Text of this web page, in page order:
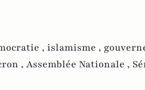
, islamisme ,
, Assemblée Nationale ,